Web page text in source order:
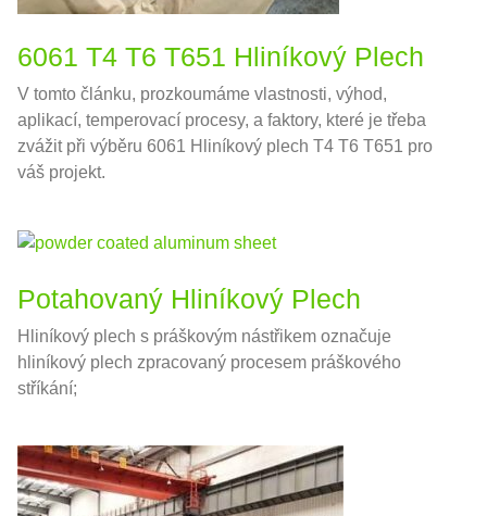
6061 T4 T6 T651 Hliníkový Plech
V tomto článku, prozkoumáme vlastnosti, výhod,
aplikací, temperovací procesy, a faktory, které je třeba
zvážit při výběru 6061 Hliníkový plech T4 T6 T651 pro
váš projekt.
Potahovaný Hliníkový Plech
Hliníkový plech s práškovým nástřikem označuje
hliníkový plech zpracovaný procesem práškového
stříkání;